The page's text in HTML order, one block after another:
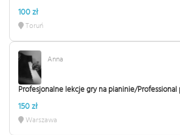
100 zł
Toruń
Anna
Profesjonalne lekcje gry na pianinie/Professional
150 zł
Warszawa